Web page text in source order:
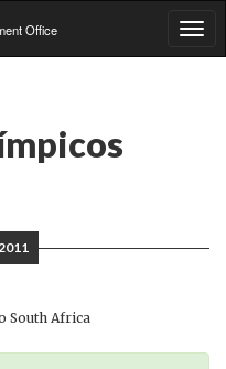
Office
South Africa